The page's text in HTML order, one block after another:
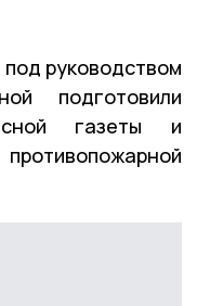
руководством
подготовили
газеты и